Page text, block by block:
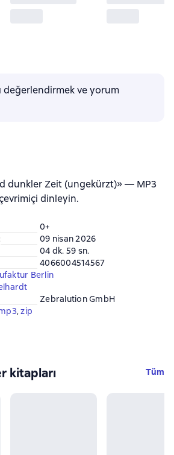
değerlendirmek ve yorum
dunkler Zeit (ungekürzt)» — MP3
dinleyin.
0+
:
09 nisan 2026
04 dk. 59 sn.
4066004514567
Berlin
Zebralution GmbH
, zip
kitapları Tüm